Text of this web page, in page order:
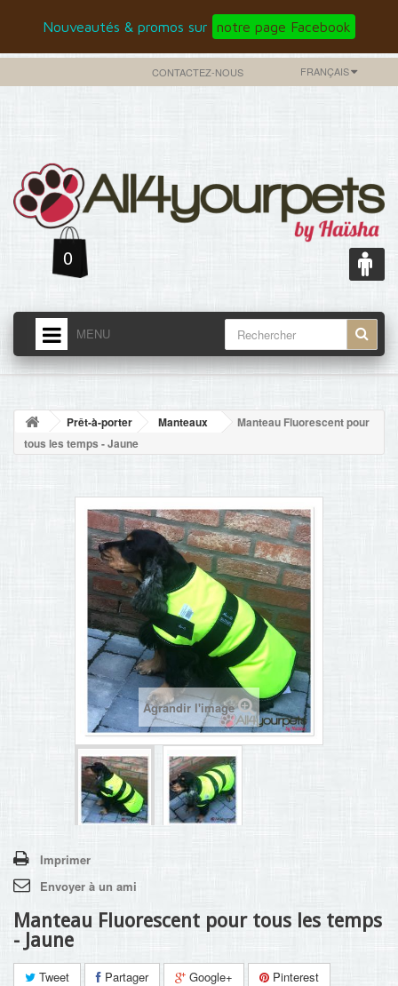
Nouveautés & promos sur notre page Facebook
FRANÇAIS
CONTACTEZ-NOUS
0
MENU
ACCUEIL
NOUVELLES
ACCUEIL
Prêt-à-porter Manteaux
Manteau Fluorescent pour
tous les temps - Jaune
Agrandir l'image
Imprimer
Envoyer à un ami
Manteau Fluorescent pour tous les temps
- Jaune
Tweet Partager Google+ Pinterest